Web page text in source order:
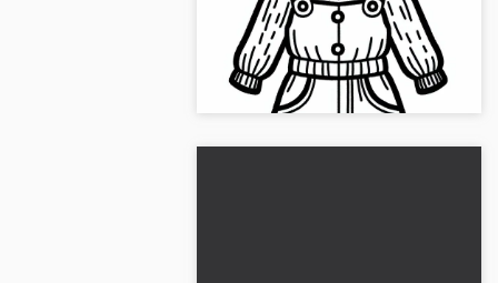
Få den gratis malemalen av en
playsuit. Perfekt for fargelegging,
skriv den ut nå!...